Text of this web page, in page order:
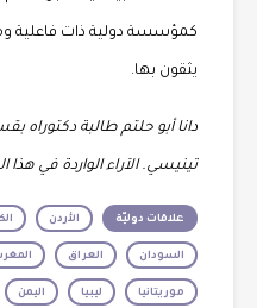
كمؤسسة دولية ذات فاعلية
يثقون بها.
دانا أبو حلتم طالبة دكتوراه
تينيسي. الآراء الواردة في
علاقات دوليّة الأردن
السودان العراق
موريتانيا ليبيا اليمن